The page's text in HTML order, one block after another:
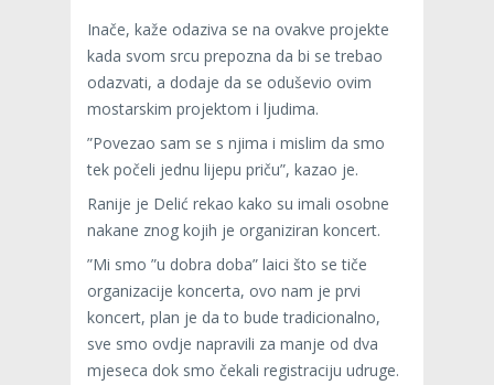
Inače, kaže odaziva se na ovakve projekte
kada svom srcu prepozna da bi se trebao
odazvati, a dodaje da se oduševio ovim
mostarskim projektom i ljudima.
”Povezao sam se s njima i mislim da smo
tek počeli jednu lijepu priču”, kazao je.
Ranije je Delić rekao kako su imali osobne
nakane znog kojih je organiziran koncert.
”Mi smo ”u dobra doba” laici što se tiče
organizacije koncerta, ovo nam je prvi
koncert, plan je da to bude tradicionalno,
sve smo ovdje napravili za manje od dva
mjeseca dok smo čekali registraciju udruge.